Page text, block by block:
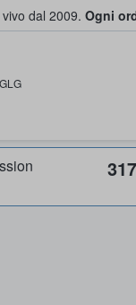
dal 2009. Ogni
biglietti
GLG